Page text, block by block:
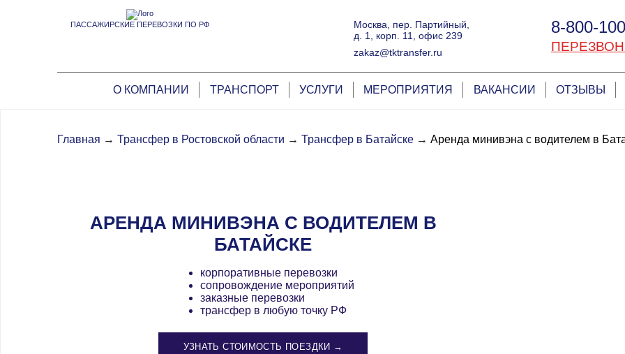
ПАССАЖИРСКИЕ ПЕРЕВОЗКИ ПО РФ 8-800-
Москва, пер. Партийный,
д. 1, корп. 11, офис 239
zakaz@tktransfer.ru
О КОМПАНИИ ТРАНСПОРТ УСЛУГИ МЕРОПРИЯТИЯ ВАКАНСИИ ОТЗЫВЫ
Главная → Трансфер в Ростовской области → Трансфер в Батайске → Аренда минивэна с водителем в
АРЕНДА МИНИВЭНА С ВОДИТЕЛЕМ В
БАТАЙСКЕ
корпоративные перевозки
сопровождение мероприятий
заказные перевозки
трансфер в любую точку РФ
УЗНАТЬ СТОИМОСТЬ ПОЕЗДКИ →